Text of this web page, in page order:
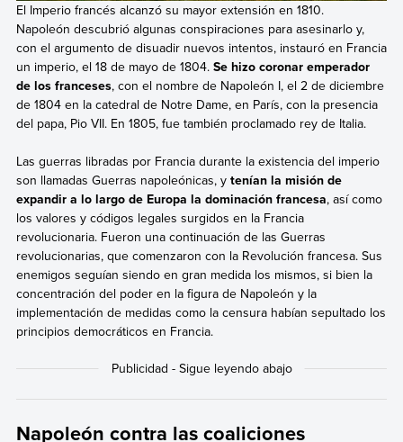
El Imperio francés alcanzó su mayor extensión en 1810.
Napoleón descubrió algunas conspiraciones para asesinarlo y,
con el argumento de disuadir nuevos intentos, instauró en Francia
un imperio, el 18 de mayo de 1804. Se hizo coronar emperador
de los franceses, con el nombre de Napoleón I, el 2 de diciembre
de 1804 en la catedral de Notre Dame, en París, con la presencia
del papa, Pio VII. En 1805, fue también proclamado rey de Italia.
Las guerras libradas por Francia durante la existencia del imperio
son llamadas Guerras napoleónicas, y tenían la misión de
expandir a lo largo de Europa la dominación francesa, así como
los valores y códigos legales surgidos en la Francia
revolucionaria. Fueron una continuación de las Guerras
revolucionarias, que comenzaron con la Revolución francesa. Sus
enemigos seguían siendo en gran medida los mismos, si bien la
concentración del poder en la figura de Napoleón y la
implementación de medidas como la censura habían sepultado los
principios democráticos en Francia.
Napoleón contra las coaliciones